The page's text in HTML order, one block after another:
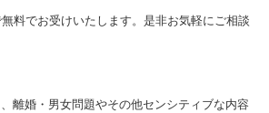
料でお受けいたします。是非お気軽にご相談
離婚・男女問題やその他センシティブな内容